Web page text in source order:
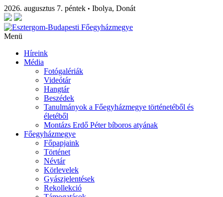
2026. augusztus 7. péntek • Ibolya, Donát
Menü
Híreink
Média
Fotógalériák
Videótár
Hangtár
Beszédek
Tanulmányok a Főegyházmegye történetéből és
életéből
Montázs Erdő Péter bíboros atyának
Főegyházmegye
Főpapjaink
Történet
Névtár
Körlevelek
Gyászjelentések
Rekollekció